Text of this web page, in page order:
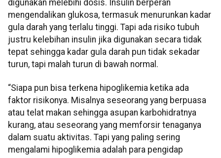
digunakan melebihi dosis. Insulin berperan
mengendalikan glukosa, termasuk menurunkan kadar
gula darah yang terlalu tinggi. Tapi ada risiko tubuh
justru kelebihan insulin jika digunakan secara tidak
tepat sehingga kadar gula darah pun tidak sekadar
turun, tapi malah turun di bawah normal.
“Siapa pun bisa terkena hipoglikemia ketika ada
faktor risikonya. Misalnya seseorang yang berpuasa
atau telat makan sehingga asupan karbohidratnya
kurang, atau seseorang yang memforsir tenaganya
dalam suatu aktivitas. Tapi yang paling sering
mengalami hipoglikemia adalah para pengidap